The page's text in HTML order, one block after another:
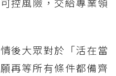
後大眾對於「活在當
再等所有條件都備齊